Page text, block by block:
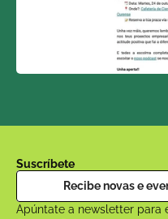
Suscríbete
Recibe novas e
Apúntate a newsletter para